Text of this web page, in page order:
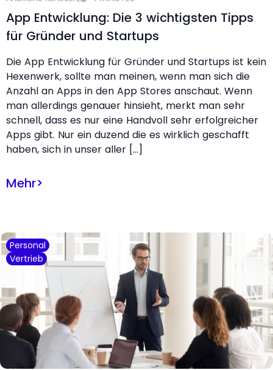
App Entwicklung: Die 3 wichtigsten Tipps
für Gründer und Startups
Die App Entwicklung für Gründer und Startups ist kein
Hexenwerk, sollte man meinen, wenn man sich die
Anzahl an Apps in den App Stores anschaut. Wenn
man allerdings genauer hinsieht, merkt man sehr
schnell, dass es nur eine Handvoll sehr erfolgreicher
Apps gibt. Nur ein duzend die es wirklich geschafft
haben, sich in unser aller […]
Mehr>
Personal
Vertrieb